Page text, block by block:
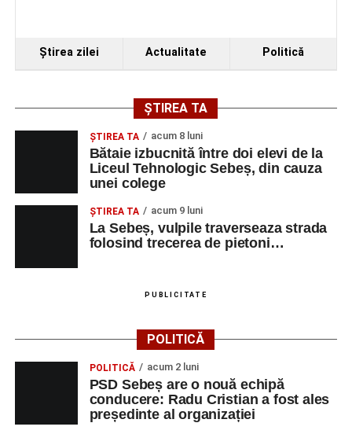
Ştirea zilei Actualitate Politică
ȘTIREA TA
ŞTIREA TA acum 8 luni
Bătaie izbucnită între doi elevi de la
Liceul Tehnologic Sebeș, din cauza
unei colege
ŞTIREA TA acum 9 luni
La Sebeș, vulpile traverseaza strada
folosind trecerea de pietoni…
PUBLICITATE
POLITICĂ
POLITICĂ acum 2 luni
PSD Sebeș are o nouă echipă
conducere: Radu Cristian a fost ales
președinte al organizației